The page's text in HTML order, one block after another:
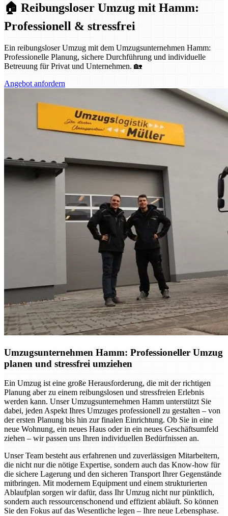
🏠 Reibungsloser Umzug mit Hamm:
Professionell & stressfrei
Ein reibungsloser Umzug mit dem Umzugsunternehmen Hamm:
Professionelle Planung, sichere Durchführung und individuelle
Betreuung für Privat und Unternehmen. 🏡
Angebot anfordern
Umzugsunternehmen Hamm: Professioneller Umzug
planen und stressfrei umziehen
Ein Umzug ist eine große Herausforderung, die mit der richtigen
Planung aber zu einem reibungslosen und stressfreien Erlebnis
werden kann. Unser Umzugsunternehmen Hamm unterstützt Sie
dabei, jeden Aspekt Ihres Umzuges professionell zu gestalten – von
der ersten Planung bis hin zur finalen Einrichtung. Ob Sie in eine
neue Wohnung, ein neues Haus oder in ein neues Geschäftsumfeld
ziehen – wir passen uns Ihren individuellen Bedürfnissen an.
Unser Team besteht aus erfahrenen und zuverlässigen Mitarbeitern,
die nicht nur die nötige Expertise, sondern auch das Know-how für
die sichere Lagerung und den sicheren Transport Ihrer Gegenstände
mitbringen. Mit modernem Equipment und einem strukturierten
Ablaufplan sorgen wir dafür, dass Ihr Umzug nicht nur pünktlich,
sondern auch ressourcenschonend und effizient abläuft. So können
Sie den Fokus auf das Wesentliche legen – Ihre neue Lebensphase.